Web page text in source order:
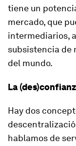
tiene un
mercado, que
intermediarios,
subsistencia de
del mundo.
La
Hay dos
hablamos de